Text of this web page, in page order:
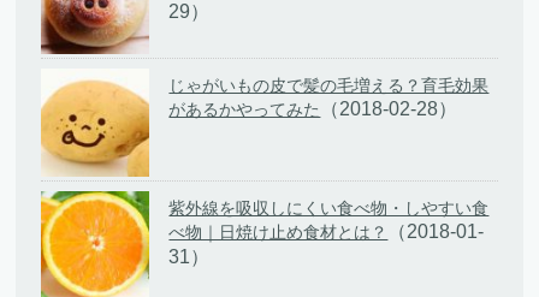
29）
じゃがいもの皮で髪の毛増える？育毛効果
があるかやってみた
（2018-02-28）
紫外線を吸収しにくい食べ物・しやすい食
べ物｜日焼け止め食材とは？
（2018-01-
31）